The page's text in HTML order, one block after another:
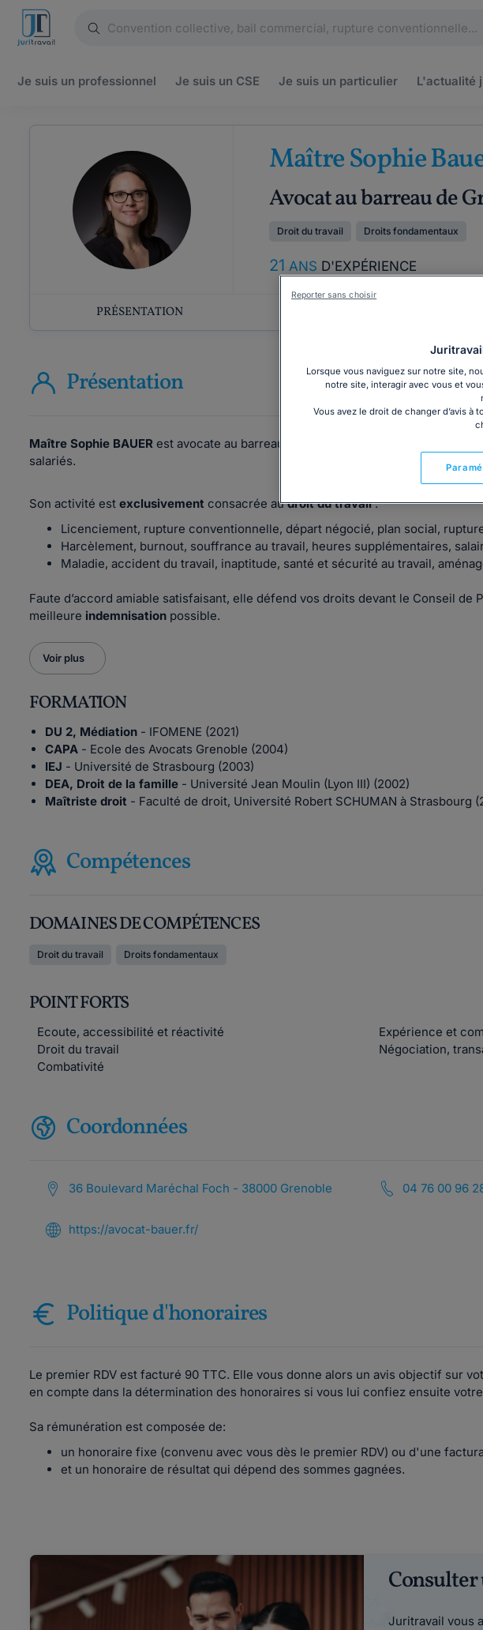
Je suis un professionnel Je suis un CSE Je suis un particulier L'actualité
Maître Sophie
Avocat au barreau de
Droit du travail Droits fondamentaux
21 ANS D'EXPÉRIENCE
PRÉSENTATION
Présentation
Maître Sophie BAUER est avocate au barreau de Grenoble depuis 2005. Elle
salariés.
Son activité est exclusivement consacrée audroit du travail:
Licenciement, rupture conventionnelle, départ négocié, plan social,
Harcèlement, burnout, souffrance au travail, heures supplémentaires,
Maladie, accident du travail, inaptitude, santé et sécurité au travail,
Faute d’accord amiable satisfaisant, elle défend vos droits devant le Conseil de
meilleure indemnisation possible.
Voir plus
FORMATION
DU 2, Médiation - IFOMENE (2021)
CAPA - Ecole des Avocats Grenoble (2004)
IEJ - Université de Strasbourg (2003)
DEA, Droit de la famille - Université Jean Moulin (Lyon III) (2002)
Maîtriste droit - Faculté de droit, Université Robert SCHUMAN à Strasbourg
Compétences
DOMAINES DE COMPÉTENCES
Droit du travail Droits fondamentaux
POINT FORTS
Ecoute, accessibilité et réactivité
Expérience et
Droit du travail
Négociation,
Combativité
Coordonnées
36 Boulevard Maréchal Foch - 38000 Grenoble 04 76 00 96
https://avocat-bauer.fr/
Politique d'honoraires
Le premier RDV est facturé 90 TTC. Elle vous donne alors un avis objectif sur
en compte dans la détermination des honoraires si vous lui confiez ensuite
Sa rémunération est composée de:
un honoraire fixe (convenu avec vous dès le premier RDV) ou d'une
et un honoraire de résultat qui dépend des sommes gagnées.
Consulter
Juritravail vous
Lorsque vous naviguez sur notre site,
notre site, interagir avec vous et
Vous avez le droit de changer d’avis
Reporter sans choisir